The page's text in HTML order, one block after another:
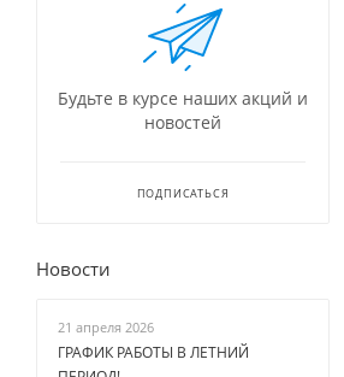
Будьте в курсе наших акций и
новостей
ПОДПИСАТЬСЯ
Новости
21 апреля 2026
ГРАФИК РАБОТЫ В ЛЕТНИЙ